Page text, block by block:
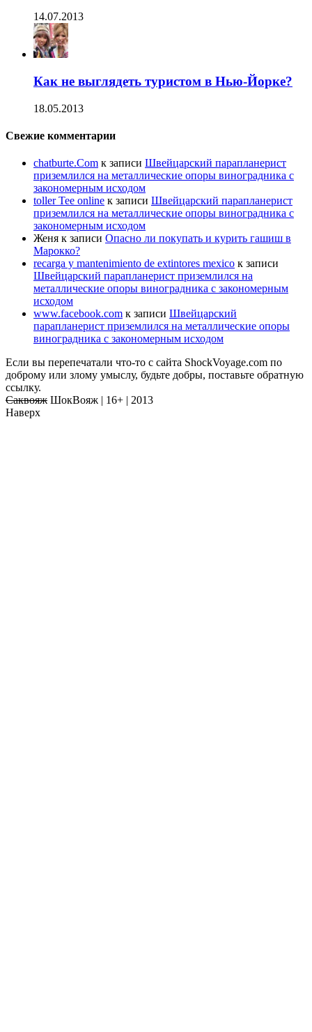
14.07.2013
Как не выглядеть туристом в Нью-Йорке?
18.05.2013
Свежие комментарии
chatburte.Com к записи Швейцарский парапланерист
приземлился на металлические опоры виноградника с
закономерным исходом
toller Tee online к записи Швейцарский парапланерист
приземлился на металлические опоры виноградника с
закономерным исходом
Женя к записи Опасно ли покупать и курить гашиш в
Марокко?
recarga y mantenimiento de extintores mexico к записи
Швейцарский парапланерист приземлился на
металлические опоры виноградника с закономерным
исходом
www.facebook.com к записи Швейцарский
парапланерист приземлился на металлические опоры
виноградника с закономерным исходом
Если вы перепечатали что-то с сайта ShockVoyage.com по
доброму или злому умыслу, будьте добры, поставьте обратную
ссылку.
Саквояж ШокВояж | 16+ | 2013
Наверх